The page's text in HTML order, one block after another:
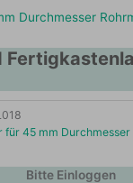
Durchmesser
für 45 mm
Bitte Einloggen